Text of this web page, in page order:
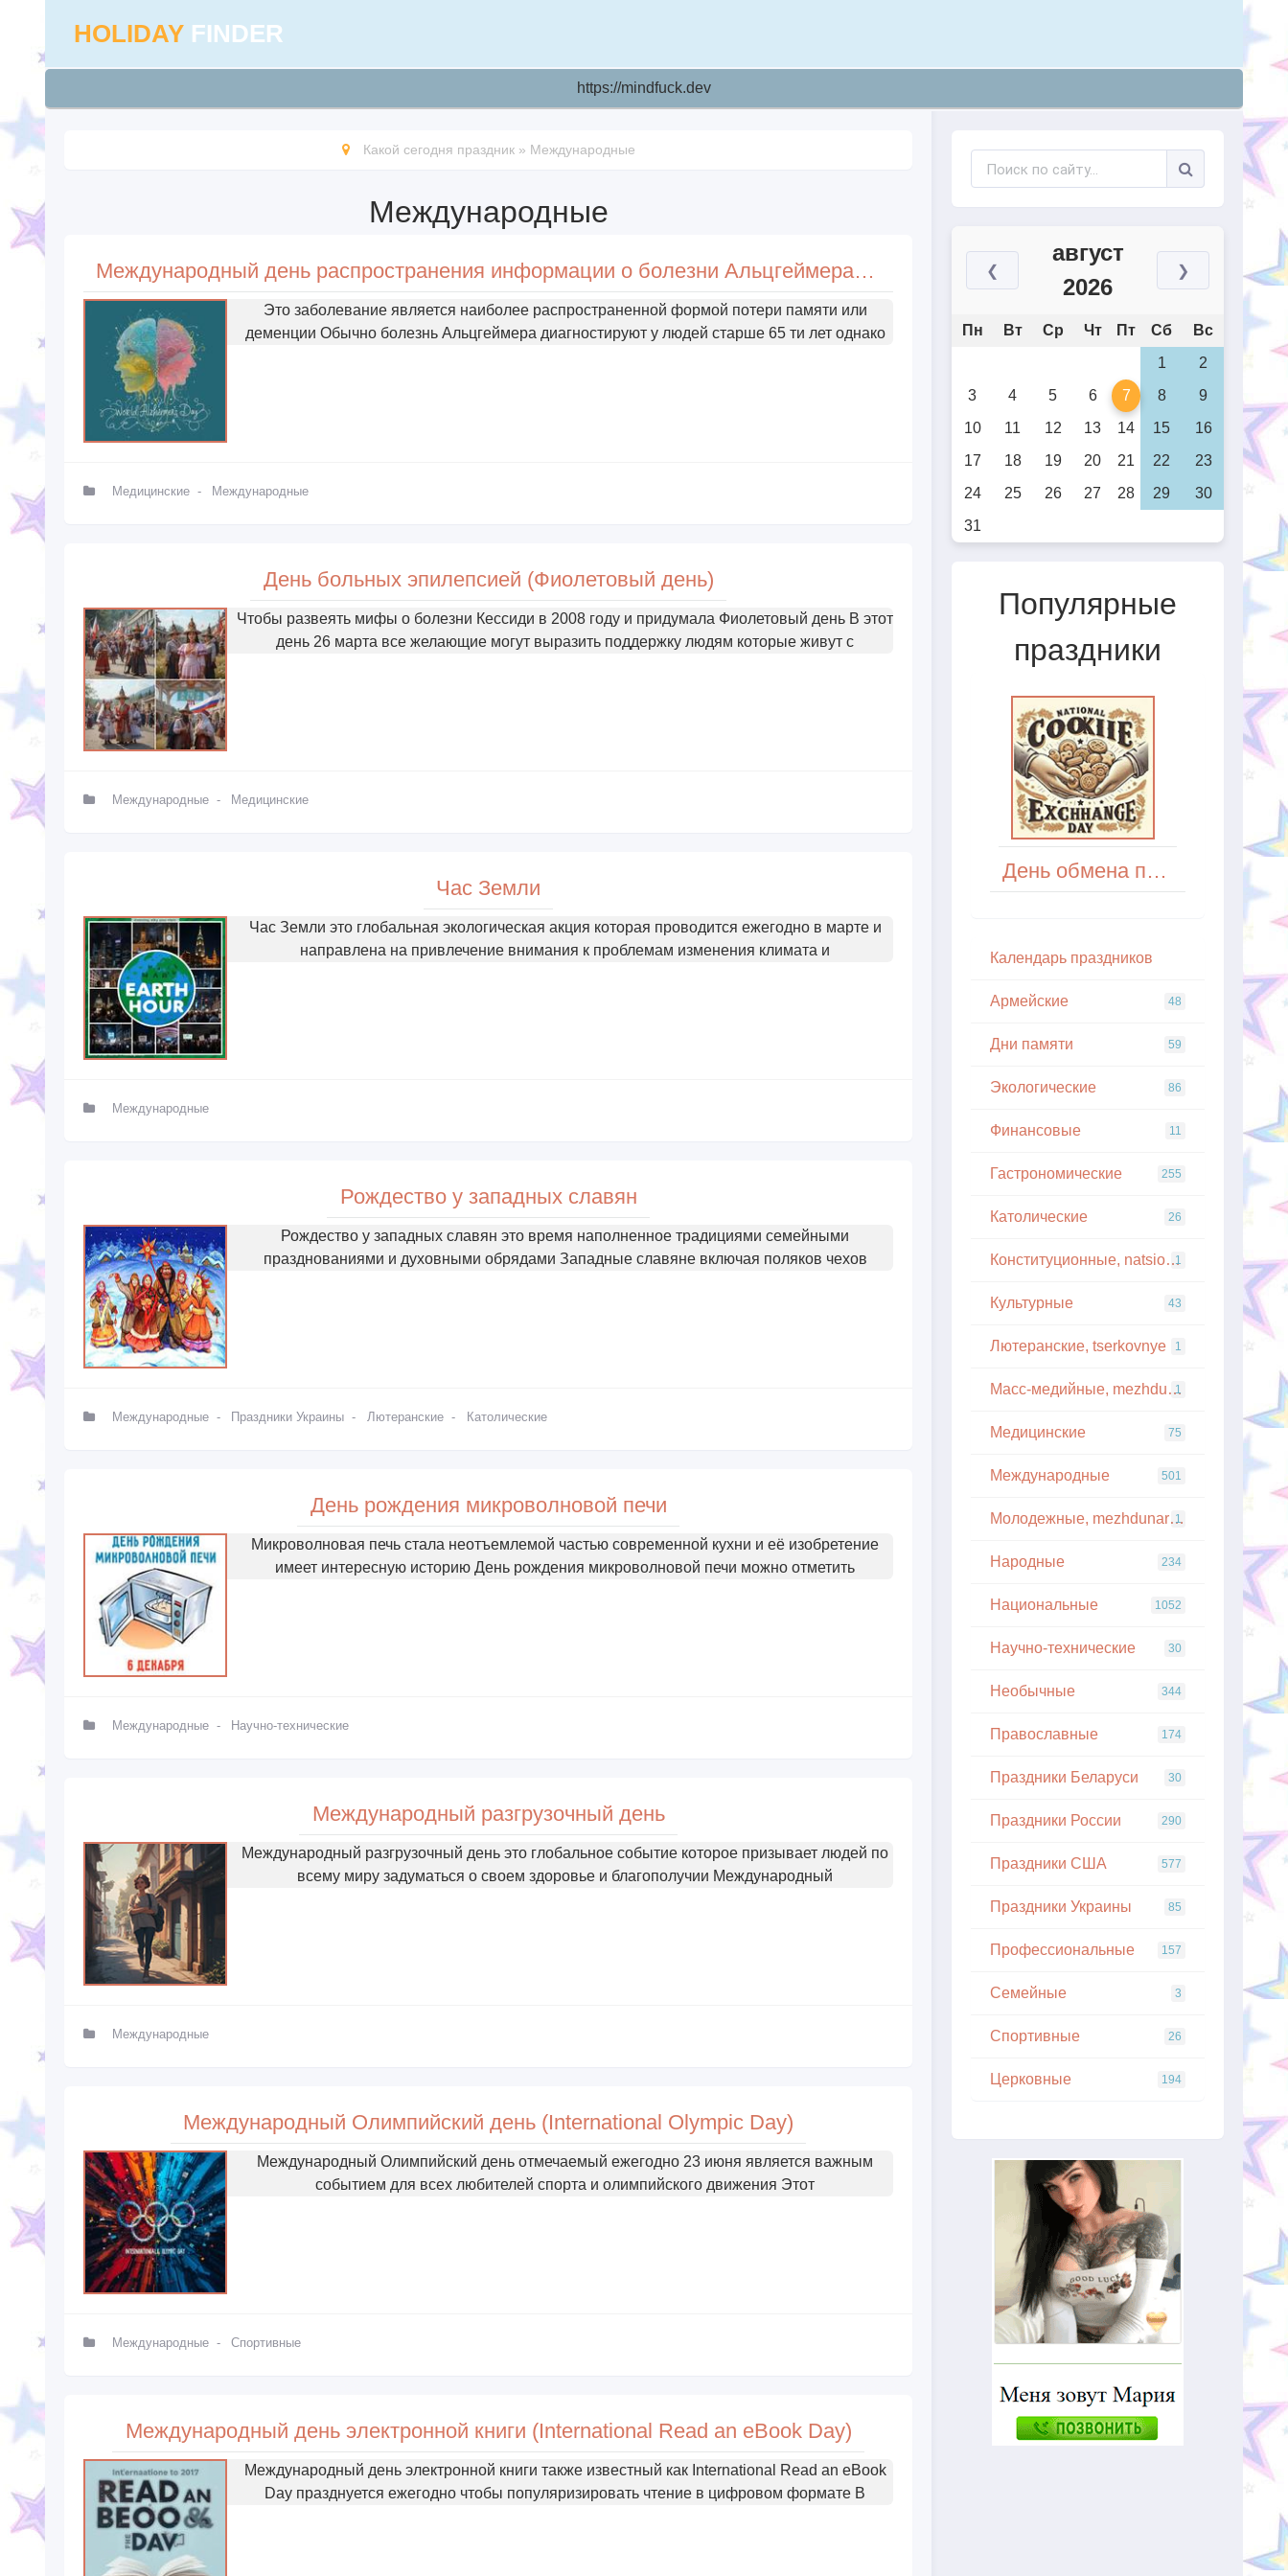
HOLIDAY FINDER
https://mindfuck.dev
Какой сегодня праздник » Международные
Международные
Международный день распространения информации о болезни Альцгеймера (World Alzheimer`s Day)
Это заболевание является наиболее распространенной формой потери памяти или
деменции Обычно болезнь Альцгеймера диагностируют у людей старше 65 ти лет однако
Медицинские - Международные
День больных эпилепсией (Фиолетовый день)
Чтобы развеять мифы о болезни Кессиди в 2008 году и придумала Фиолетовый день В этот
день 26 марта все желающие могут выразить поддержку людям которые живут с
Международные - Медицинские
Час Земли
Час Земли это глобальная экологическая акция которая проводится ежегодно в марте и
направлена на привлечение внимания к проблемам изменения климата и
Международные
Рождество у западных славян
Рождество у западных славян это время наполненное традициями семейными
празднованиями и духовными обрядами Западные славяне включая поляков чехов
Международные - Праздники Украины - Лютеранские - Католические
День рождения микроволновой печи
Микроволновая печь стала неотъемлемой частью современной кухни и её изобретение
имеет интересную историю День рождения микроволновой печи можно отметить
Международные - Научно-технические
Международный разгрузочный день
Международный разгрузочный день это глобальное событие которое призывает людей по
всему миру задуматься о своем здоровье и благополучии Международный
Международные
Международный Олимпийский день (International Olympic Day)
Международный Олимпийский день отмечаемый ежегодно 23 июня является важным
событием для всех любителей спорта и олимпийского движения Этот
Международные - Спортивные
Международный день электронной книги (International Read an eBook Day)
Международный день электронной книги также известный как International Read an eBook
Day празднуется ежегодно чтобы популяризировать чтение в цифровом формате В
❮
август
2026
❯
Пн Вт Ср Чт Пт Сб
Вс
1
2
3
4 5 6 7 8
9
10
11 12 13 14 15
16
17
18 19 20 21 22
23
24
25 26 27 28 29
30
31
Популярные
праздники
День обмена печеньем (National Cookie Exchange Day) в США
Кaлeндapь пpaздникoв
Армейские 48
Дни памяти 59
Экологические 86
Финансовые 11
Гастрономические 255
Католические 26
Конституционные, natsionalnye
1
Культурные 43
Лютеранские, tserkovnye 1
Масс-медийные, mezhdunarodnye
1
Медицинские 75
Международные 501
Молодежные, mezhdunarodnye
1
Народные 234
Национальные 1052
Научно-технические 30
Необычные 344
Православные 174
Праздники Беларуси 30
Праздники России 290
Праздники США 577
Праздники Украины 85
Профессиональные 157
Семейные 3
Спортивные 26
Церковные 194